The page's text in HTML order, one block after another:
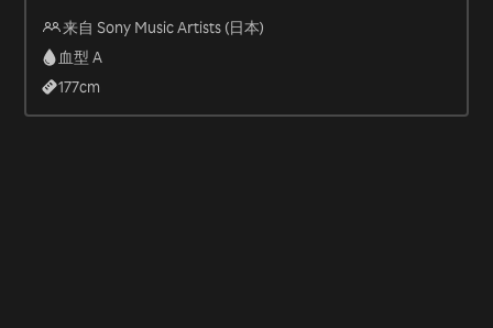
来自 Sony Music Artists (日本)
血型 A
177cm